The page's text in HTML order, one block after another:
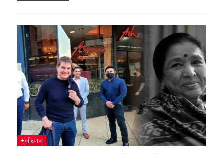
मनोरंजन